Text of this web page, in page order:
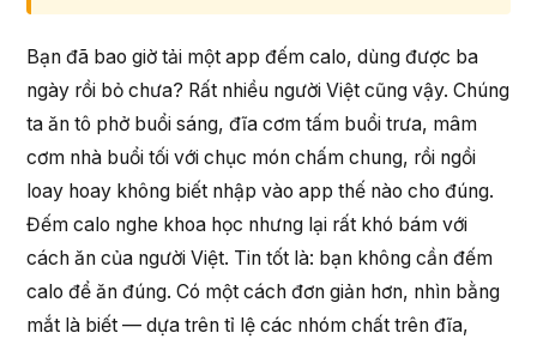
Bạn đã bao giờ tải một app đếm calo, dùng được ba
ngày rồi bỏ chưa? Rất nhiều người Việt cũng vậy. Chúng
ta ăn tô phở buổi sáng, đĩa cơm tấm buổi trưa, mâm
cơm nhà buổi tối với chục món chấm chung, rồi ngồi
loay hoay không biết nhập vào app thế nào cho đúng.
Đếm calo nghe khoa học nhưng lại rất khó bám với
cách ăn của người Việt. Tin tốt là: bạn không cần đếm
calo để ăn đúng. Có một cách đơn giản hơn, nhìn bằng
mắt là biết — dựa trên tỉ lệ các nhóm chất trên đĩa,